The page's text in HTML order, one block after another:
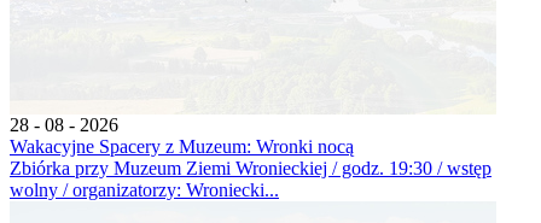
28 - 08 - 2026
Wakacyjne Spacery z Muzeum: Wronki nocą
Zbiórka przy Muzeum Ziemi Wronieckiej / godz. 19:30 / wstęp
wolny / organizatorzy: Wroniecki...